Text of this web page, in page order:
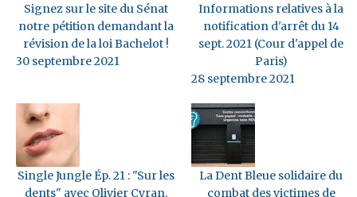
Signez sur le site du Sénat
notre pétition demandant la
révision de la loi Bachelot !
30 septembre 2021
Informations relatives à la
notification d'arrêt du 14
sept. 2021 (Cour d'appel de
Paris)
28 septembre 2021
Single Jungle Ép. 21 : "Sur les
dents" avec Olivier Cyran,
La Dent Bleue solidaire du
combat des victimes de